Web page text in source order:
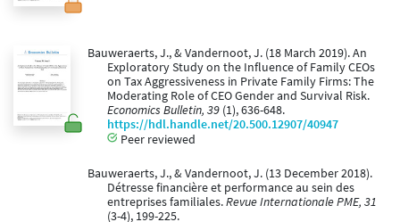
Bauweraerts, J., & Vandernoot, J. (18 March 2019). An
Exploratory Study on the Influence of Family CEOs
on Tax Aggressiveness in Private Family Firms: The
Moderating Role of CEO Gender and Survival Risk.
Economics Bulletin, 39 (1), 636-648.
https://hdl.handle.net/20.500.12907/40947
Peer reviewed
Bauweraerts, J., & Vandernoot, J. (13 December 2018).
Détresse financière et performance au sein des
entreprises familiales.Revue Internationale PME, 31
(3-4), 199-225.